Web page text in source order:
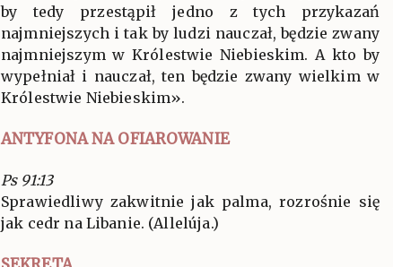
by tedy przestąpił jedno z tych przykazań
najmniejszych i tak by ludzi nauczał, będzie zwany
najmniejszym w Królestwie Niebieskim. A kto by
wypełniał i nauczał, ten będzie zwany wielkim w
Królestwie Niebieskim».
ANTYFONA NA OFIAROWANIE
Ps 91:13
Sprawiedliwy zakwitnie jak palma, rozrośnie się
jak cedr na Libanie. (Allelúja.)